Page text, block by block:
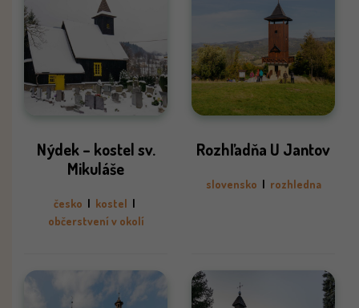
Nýdek – kostel sv.
Mikuláše
česko kostel
občerstvení v okolí
Rozhľadňa U Jantov
slovensko rozhledna